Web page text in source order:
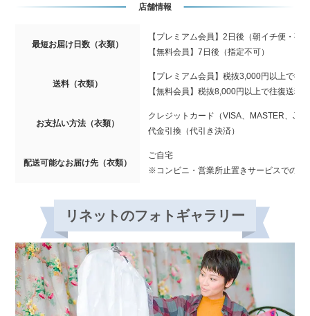
店舗情報
最短お届け日数（衣類）
【プレミアム会員】2日後（朝イチ便・夜
【無料会員】7日後（指定不可）
送料（衣類）
【プレミアム会員】税抜3,000円以上で往
【無料会員】税抜8,000円以上で往復送料
お支払い方法（衣類）
クレジットカード（VISA、MASTER、
代金引換（代引き決済）
配送可能なお届け先（衣類）
ご自宅
※コンビニ・営業所止置きサービスでの受
リネットのフォトギャラリー